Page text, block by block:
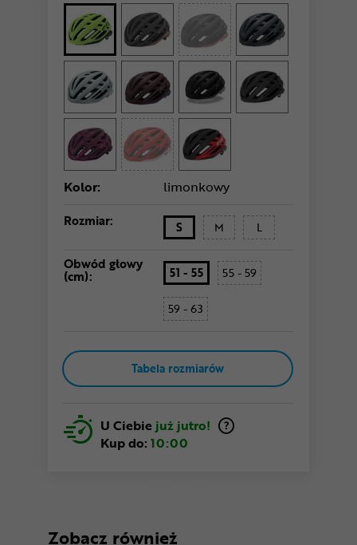
Kolor: limonkowy
Rozmiar: S M L
Obwód głowy
(cm): 51 - 55 55 - 59
59 - 63
Tabela rozmiarów
U Ciebie już jutro!
Kup do: 10:00
Zobacz również